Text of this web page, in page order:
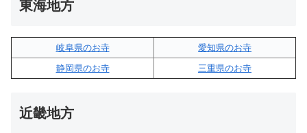
東海地方
岐阜県のお寺
愛知県のお寺
静岡県のお寺
三重県のお寺
近畿地方